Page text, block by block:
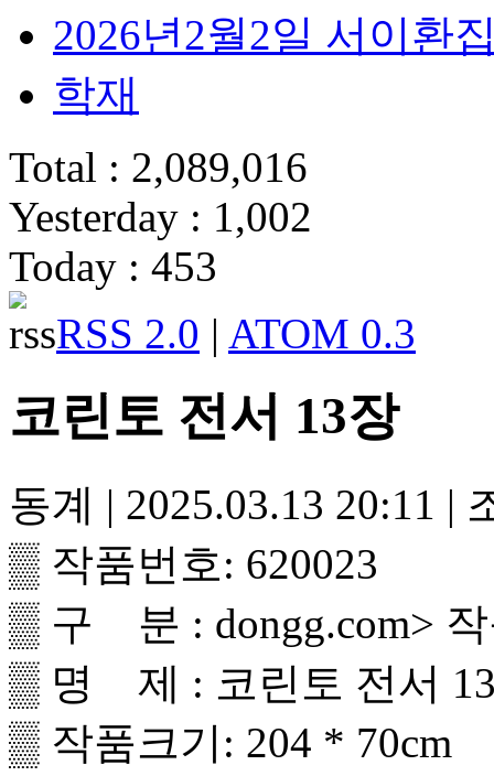
2026년2월2일 서이환
학재
Total : 2,089,016
Yesterday : 1,002
Today : 453
RSS 2.0 | ATOM 0.3
코린토 전서 13장
동계 | 2025.03.13 20:11 |
▒ 작품번호: 620023
▒ 구 분 : dongg.com>
▒ 명 제 : 코린토 전서
▒ 작품크기: 204 * 70cm